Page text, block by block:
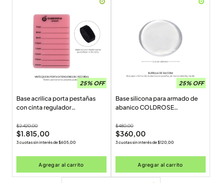
25% OFF
Base acrilica porta pestañas
con cinta regulador
$2.420,00
$1.815,00
3 cuotas sin interés de$605,00
Agregar al carrito
25% OFF
Base silicona para armado de
abanico COLDROSE
$480,00
$360,00
3 cuotas sin interés de$120,00
Agregar al carrito